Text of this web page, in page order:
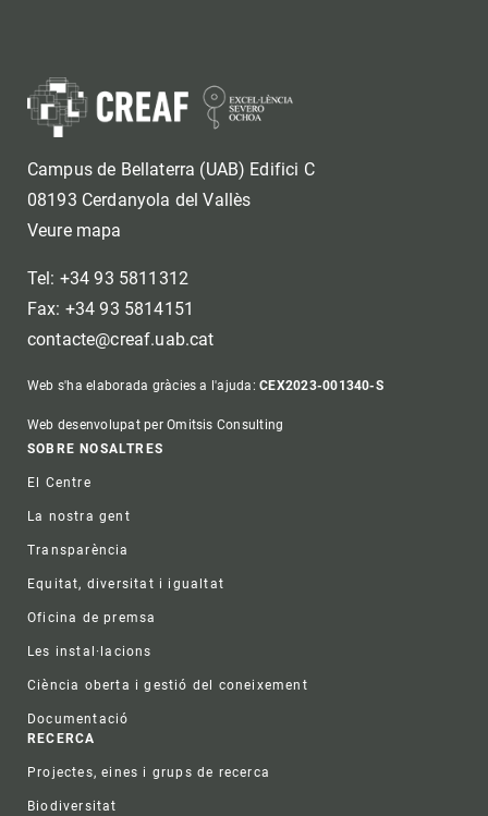
Campus de Bellaterra (UAB) Edifici C
08193 Cerdanyola del Vallès
Veure mapa
Tel: +34 93 5811312
Fax: +34 93 5814151
contacte@creaf.uab.cat
Web s'ha elaborada gràcies a l'ajuda:CEX2023-001340-S
Web desenvolupat per Omitsis Consulting
Footer
SOBRE NOSALTRES
El Centre
La nostra gent
Transparència
Equitat, diversitat i igualtat
Oficina de premsa
Les instal·lacions
Ciència oberta i gestió del coneixement
Documentació
RECERCA
Projectes, eines i grups de recerca
Biodiversitat